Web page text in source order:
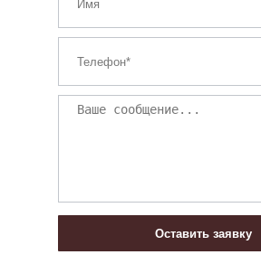
Оставить заявку